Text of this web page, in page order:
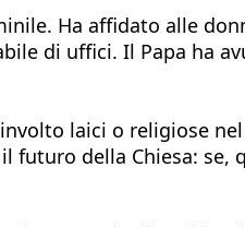
Ha affidato alle
di uffici. Il Papa ha
laici o religiose
futuro della Chiesa: se,